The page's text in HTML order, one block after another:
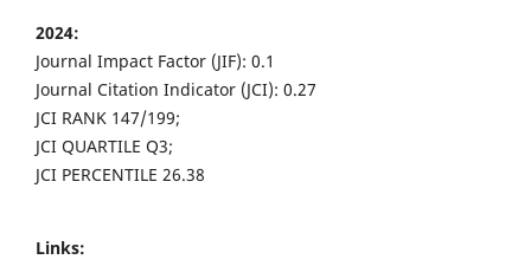
2024:
Journal Impact Factor (JIF): 0.1
Journal Citation Indicator (JCI): 0.27
JCI RANK 147/199;
JCI QUARTILE Q3;
JCI PERCENTILE 26.38
Links: